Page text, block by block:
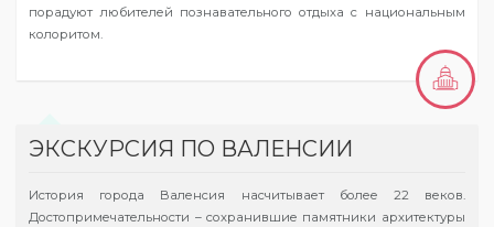
порадуют любителей познавательного отдыха с национальным
колоритом.
ЭКСКУРСИЯ ПО ВАЛЕНСИИ
История города Валенсия насчитывает более 22 веков.
Достопримечательности – сохранившие памятники архитектуры